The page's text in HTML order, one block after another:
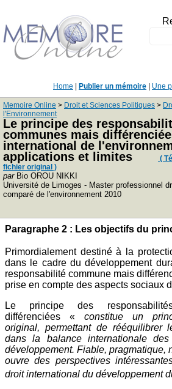
Home Publier un mémoire Une
Memoire Online > Droit et Sciences Politiques >
l'Environnement
Le principe des
communes mais
international de
applications et limites
(
fichier original )
parBio OROU NIKKI
Université de Limoges - Master professionnel
comparé de l'environnement 2010
Paragraphe 2 : Les objectifs du
Primordialement destiné à la
dans le cadre du développement
responsabilité commune mais
prise en compte des aspects sociaux
Le principe des
différenciées « constitue un
original, permettant de rééquilibrer
dans la balance internationale
développement. Fiable, pragmatique,
ouvre des perspectives
droit international du développement